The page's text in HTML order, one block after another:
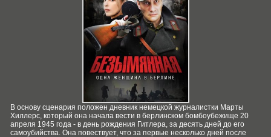
В основу сценария положен дневник немецкой журналистки Марты
Хиллерс, который она начала вести в берлинском бомбоубежище 20
апреля 1945 года - в день рождения Гитлера, за десять дней до его
самоубийства. Она повествует, что за первые несколько дней после